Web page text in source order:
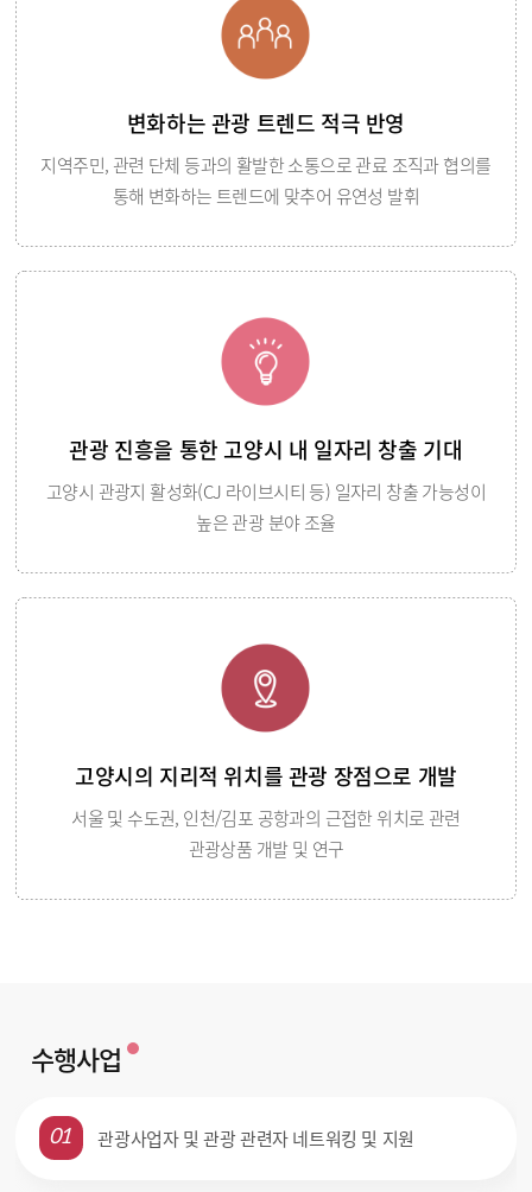
변화하는 관광 트렌드 적극 반영
지역주민, 관련 단체 등과의 활발한 소통으로 관료 조직과 협의를
통해 변화하는 트렌드에 맞추어 유연성 발휘
관광 진흥을 통한 고양시 내 일자리 창출 기대
고양시 관광지 활성화(CJ 라이브시티 등) 일자리 창출 가능성이
높은 관광 분야 조율
고양시의 지리적 위치를 관광 장점으로 개발
서울 및 수도권, 인천/김포 공항과의 근접한 위치로 관련
관광상품 개발 및 연구
수행사업
01 관광사업자 및 관광 관련자 네트워킹 및 지원